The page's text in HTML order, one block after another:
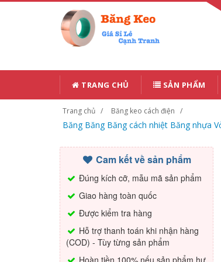
TRANG CHỦ SẢN PHẨM
Trang chủ Băng keo cách điện
Băng Băng Băng cách nhiệt Băng nhựa
Cam kết về sản phẩm
Đúng kích cỡ, mẫu mã sản phẩm
Giao hàng toàn quốc
Được kiểm tra hàng
Hỗ trợ thanh toán khi nhận hàng
(COD) - Tùy từng sản phẩm
Hoàn tiền 100% nếu sản phẩm hư